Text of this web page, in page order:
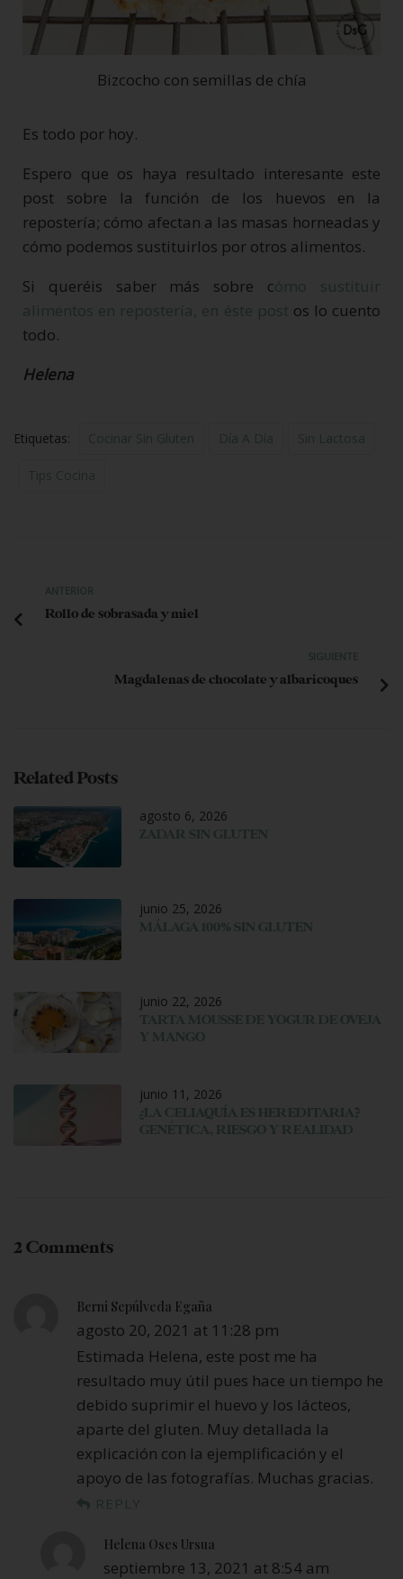
Bizcocho con semillas de chía
Es todo por hoy.
Espero que os haya resultado interesante este
post sobre la función de los huevos en la
repostería; cómo afectan a las masas horneadas y
cómo podemos sustituirlos por otros alimentos.
Si queréis saber más sobre cómo sustituir
alimentos en repostería, en éste post os lo cuento
todo.
Helena
Etiquetas: Cocinar Sin Gluten Día A Día Sin Lactosa
Tips Cocina
ANTERIOR
Rollo de sobrasada y miel
SIGUIENTE
Magdalenas de chocolate y albaricoques
Related Posts
agosto 6, 2026
ZADAR SIN GLUTEN
junio 25, 2026
MÁLAGA 100% SIN GLUTEN
junio 22, 2026
TARTA MOUSSE DE YOGUR DE OVEJA
Y MANGO
junio 11, 2026
¿LA CELIAQUÍA ES HEREDITARIA?
GENÉTICA, RIESGO Y REALIDAD
2 Comments
Berni Sepúlveda Egaña
agosto 20, 2021 at 11:28 pm
Estimada Helena, este post me ha
resultado muy útil pues hace un tiempo he
debido suprimir el huevo y los lácteos,
aparte del gluten. Muy detallada la
explicación con la ejemplificación y el
apoyo de las fotografías. Muchas gracias.
REPLY
Helena Oses Ursua
septiembre 13, 2021 at 8:54 am